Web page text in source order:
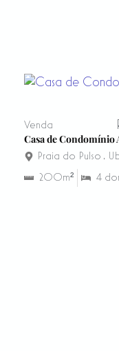
Venda
Casa de Condomínio
Praia do Pulso ,
200m²
4